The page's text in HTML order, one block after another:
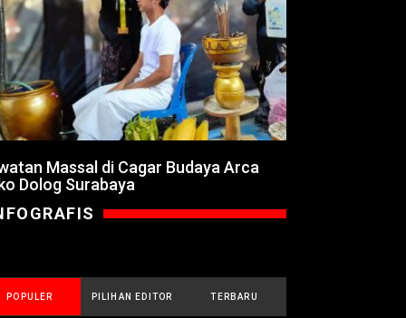
Massal di Cagar Budaya Arca
Dolog Surabaya
POPULER PILIHAN EDITOR TERBARU